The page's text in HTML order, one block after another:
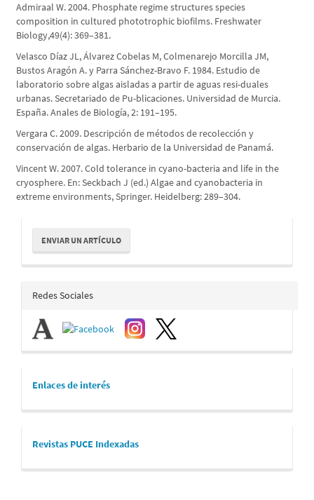
Admiraal W. 2004. Phosphate regime structures species
composition in cultured phototrophic biofilms. Freshwater
Biology,49(4): 369–381.
Velasco Díaz JL, Álvarez Cobelas M, Colmenarejo Morcilla JM,
Bustos Aragón A. y Parra Sánchez-Bravo F. 1984. Estudio de
laboratorio sobre algas aisladas a partir de aguas resi-duales
urbanas. Secretariado de Pu-blicaciones. Universidad de Murcia.
España. Anales de Biología, 2: 191–195.
Vergara C. 2009. Descripción de métodos de recolección y
conservación de algas. Herbario de la Universidad de Panamá.
Vincent W. 2007. Cold tolerance in cyano-bacteria and life in the
cryosphere. En: Seckbach J (ed.) Algae and cyanobacteria in
extreme environments, Springer. Heidelberg: 289–304.
Enviar
un
artículo
ENVIAR UN ARTÍCULO
redes_sociales
Redes Sociales
links
Enlaces de interés
revistaspuce
Revistas PUCE Indexadas